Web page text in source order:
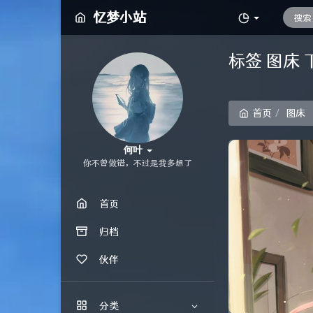
忆梦小站
何叶
你不曾做错，不过是我多想了
首页
归档
伙伴
分类
标签 图床
首页 图床